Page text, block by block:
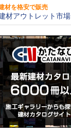
材を格安で販売
材アウトレット市場